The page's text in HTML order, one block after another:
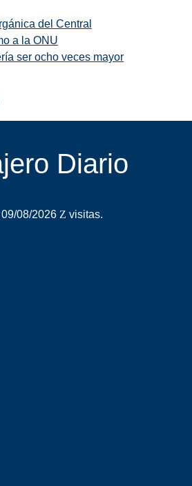
del Central
a la ONU
ser ocho veces mayor
Diario
08/2026 visitas.